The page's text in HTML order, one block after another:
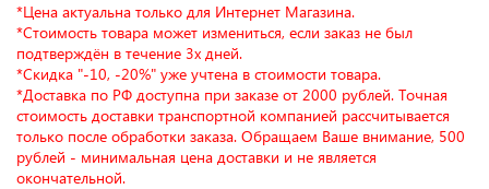
*Цена актуальна только для Интернет Магазина.
*Стоимость товара может измениться, если заказ не был
подтверждён в течение 3х дней.
*Скидка "-10, -20%" уже учтена в стоимости товара.
*Доставка по РФ доступна при заказе от 2000 рублей. Точная
стоимость доставки транспортной компанией рассчитывается
только после обработки заказа. Обращаем Ваше внимание, 500
рублей - минимальная цена доставки и не является
окончательной.